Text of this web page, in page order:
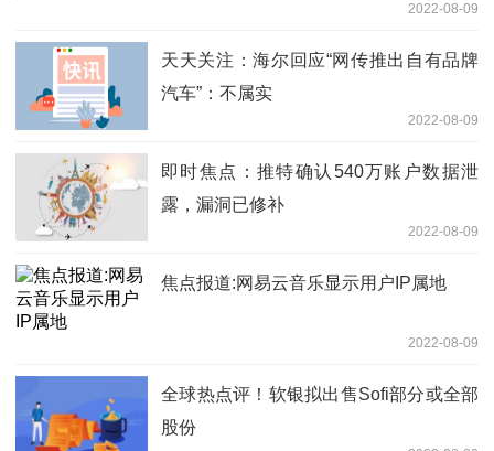
2022-08-09
天天关注：海尔回应“网传推出自有品牌
汽车”：不属实
2022-08-09
即时焦点：推特确认540万账户数据泄
露，漏洞已修补
2022-08-09
焦点报道:网易云音乐显示用户IP属地
2022-08-09
全球热点评！软银拟出售Sofi部分或全部
股份